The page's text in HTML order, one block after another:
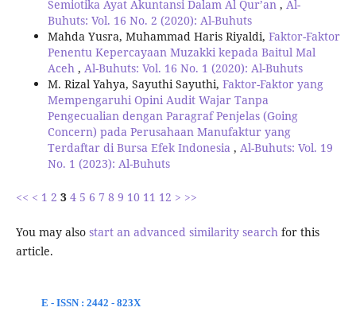
Semiotika Ayat Akuntansi Dalam Al Qur’an , Al-
Buhuts: Vol. 16 No. 2 (2020): Al-Buhuts
Mahda Yusra, Muhammad Haris Riyaldi, Faktor-Faktor
Penentu Kepercayaan Muzakki kepada Baitul Mal
Aceh , Al-Buhuts: Vol. 16 No. 1 (2020): Al-Buhuts
M. Rizal Yahya, Sayuthi Sayuthi, Faktor-Faktor yang
Mempengaruhi Opini Audit Wajar Tanpa
Pengecualian dengan Paragraf Penjelas (Going
Concern) pada Perusahaan Manufaktur yang
Terdaftar di Bursa Efek Indonesia , Al-Buhuts: Vol. 19
No. 1 (2023): Al-Buhuts
<< < 1 2 3 4 5 6 7 8 9 10 11 12 > >>
You may also start an advanced similarity searchfor this
article.
E - ISSN : 2442 - 823X